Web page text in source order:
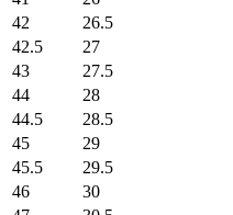
42
26.5
42.5
27
43
27.5
44
28
44.5
28.5
45
29
45.5
29.5
46
30